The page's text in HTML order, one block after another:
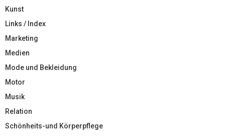
Kunst
Links / Index
Marketing
Medien
Mode und Bekleidung
Motor
Musik
Relation
Schönheits-und Körperpflege